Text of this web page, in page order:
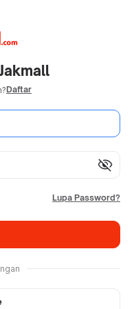
Daftar
visibility_off
Lupa Password?